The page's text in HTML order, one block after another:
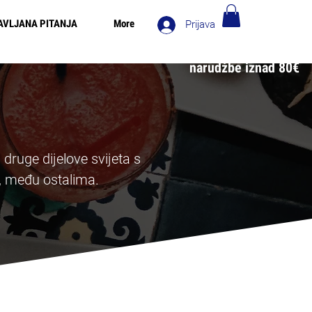
Prijava
narudžbe iznad 80€
PITANJA More
dijelove svijeta s
među ostalima.